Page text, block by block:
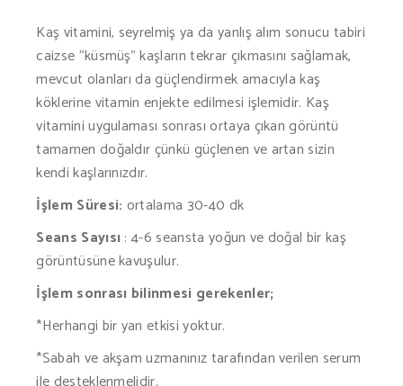
Kaş vitamini, seyrelmiş ya da yanlış alım sonucu tabiri
caizse “küsmüş” kaşların tekrar çıkmasını sağlamak,
mevcut olanları da güçlendirmek amacıyla kaş
köklerine vitamin enjekte edilmesi işlemidir. Kaş
vitamini uygulaması sonrası ortaya çıkan görüntü
tamamen doğaldır çünkü güçlenen ve artan sizin
kendi kaşlarınızdır.
İşlem Süresi: ortalama 30-40 dk
Seans Sayısı : 4-6 seansta yoğun ve doğal bir kaş
görüntüsüne kavuşulur.
İşlem sonrası bilinmesi gerekenler;
*Herhangi bir yan etkisi yoktur.
*Sabah ve akşam uzmanınız tarafından verilen serum